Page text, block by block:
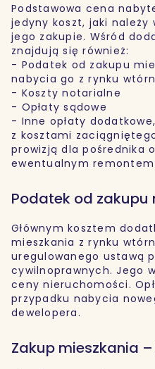
Podstawowa cena
jedyny koszt, jaki należy
jego zakupie. Wśród
znajdują się również:
- Podatek od zakupu
nabycia go z rynku
- Koszty notarialne
- Opłaty sądowe
- Inne opłaty
z kosztami
prowizją dla pośrednika
ewentualnym remontem
Podatek od zakupu
Głównym kosztem
mieszkania z rynku
uregulowanego ustawą
cywilnoprawnych. Jego
ceny nieruchomości.
przypadku nabycia
dewelopera.
Zakup mieszkania